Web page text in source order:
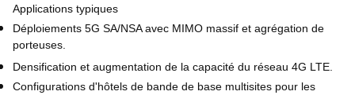
Applications typiques
Déploiements 5G SA/NSA avec MIMO massif et agrégation de
porteuses.
Densification et augmentation de la capacité du réseau 4G LTE.
Configurations d'hôtels de bande de base multisites pour les